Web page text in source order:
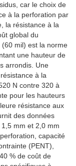
car le choix de
à la perforation par
la résistance à la
global du
mil) est la norme
une hauteur de
arrondis. Une
à la
N contre 320 à
pour les hauteurs
résistance aux
des données
mm et 2,0 mm
capacité
(PENT),
% de coût de